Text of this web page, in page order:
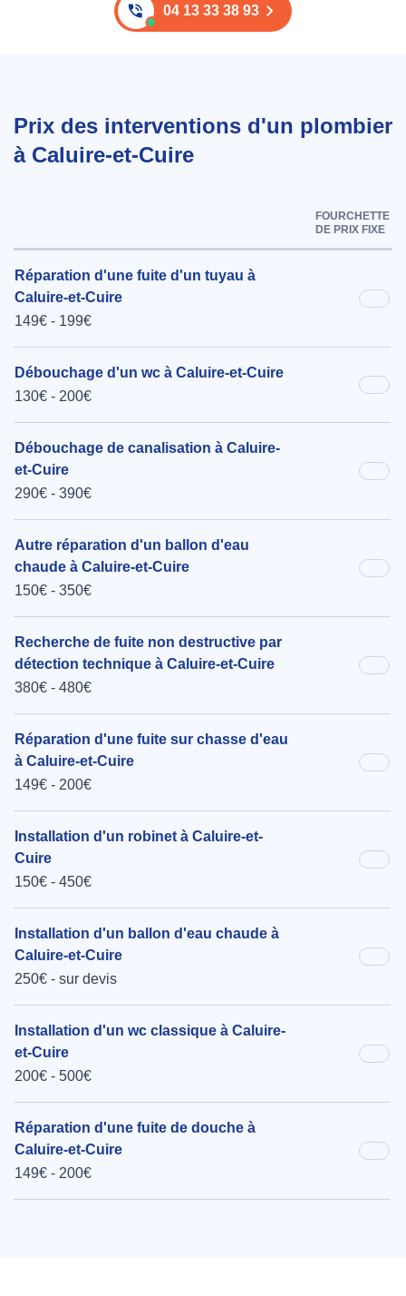
04 13 33 38 93
Prix des interventions d'un plombier
à Caluire-et-Cuire
FOURCHETTE
DE PRIX FIXE
Réparation d'une fuite d'un tuyau à
Caluire-et-Cuire
149€ - 199€
Débouchage d'un wc à Caluire-et-Cuire
130€ - 200€
Débouchage de canalisation à Caluire-
et-Cuire
290€ - 390€
Autre réparation d'un ballon d'eau
chaude à Caluire-et-Cuire
150€ - 350€
Recherche de fuite non destructive par
détection technique à Caluire-et-Cuire
380€ - 480€
Réparation d'une fuite sur chasse d'eau
à Caluire-et-Cuire
149€ - 200€
Installation d'un robinet à Caluire-et-
Cuire
150€ - 450€
Installation d'un ballon d'eau chaude à
Caluire-et-Cuire
250€ - sur devis
Installation d'un wc classique à Caluire-
et-Cuire
200€ - 500€
Réparation d'une fuite de douche à
Caluire-et-Cuire
149€ - 200€